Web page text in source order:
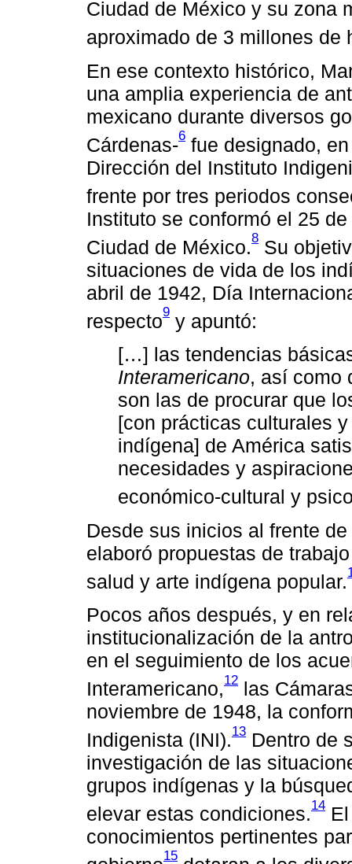
Ciudad de México y su zona
aproximado de 3 millones de
En ese contexto histórico,
una amplia experiencia de
mexicano durante diversos
Cárdenas-6 fue designado,
Dirección del Instituto
frente por tres periodos
Instituto se conformó el 25
Ciudad de México.8 Su
situaciones de vida de los
abril de 1942, Día
respecto9 y apuntó:
[…] las tendencias
Interamericano, así como
son las de procurar que
[con prácticas culturales
indígena] de América
necesidades y
económico-cultural y
Desde sus inicios al frente
elaboró propuestas de
salud y arte indígena popular.
Pocos años después, y en
institucionalización de la
en el seguimiento de los
Interamericano,12 las
noviembre de 1948, la
Indigenista (INI).13 Dentro de
investigación de las
grupos indígenas y la
elevar estas condiciones.14
conocimientos pertinentes
15